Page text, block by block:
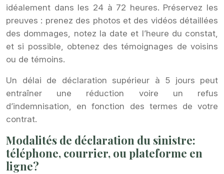
idéalement dans les 24 à 72 heures. Préservez les
preuves : prenez des photos et des vidéos détaillées
des dommages, notez la date et l’heure du constat,
et si possible, obtenez des témoignages de voisins
ou de témoins.
Un délai de déclaration supérieur à 5 jours peut
entraîner une réduction voire un refus
d’indemnisation, en fonction des termes de votre
contrat.
Modalités de déclaration du sinistre:
téléphone, courrier, ou plateforme en
ligne?